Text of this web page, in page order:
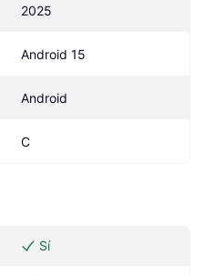
2025
Android 15
Android
C
Sí